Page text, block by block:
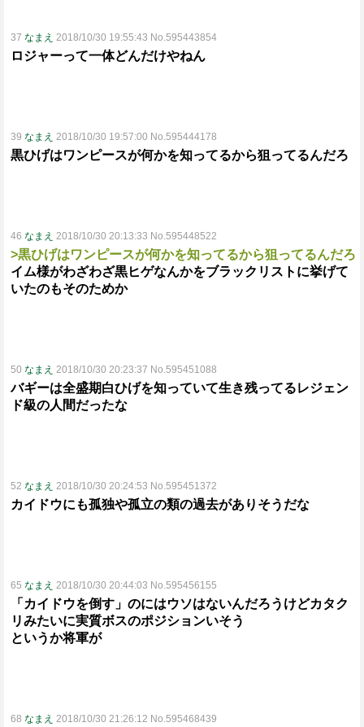
37 なまえ 2018/10/30 19:55:43 No.595443854
ロジャーって一体どんだけやねん
39 なまえ 2018/10/30 19:57:00 No.595444178
黒ひげはワンピースが何かを知ってるから狙ってるんだろ
46 なまえ 2018/10/30 20:13:33 No.595448522
>黒ひげはワンピースが何かを知ってるから狙ってるんだろ
イム様がわざわざ黒ヒゲなんかをブラックリストに挙げて
いたのもそのためか
50 なまえ 2018/10/30 20:23:37 No.595451088
バギーは全盛期白ひげを知っていて生き残ってるレジェン
ド級の人間だったな
52 なまえ 2018/10/30 20:24:53 No.595451372
カイドウにも孤独や孤立の類の過去がありそうだな
65 なまえ 2018/10/30 20:44:03 No.595456155
「カイドウを倒す」のにはウソはないんだろうけどカタク
リみたいに実質ボスのポジションいそう
というか将軍が
68 なまえ 2018/10/30 21:26:12 No.595468439